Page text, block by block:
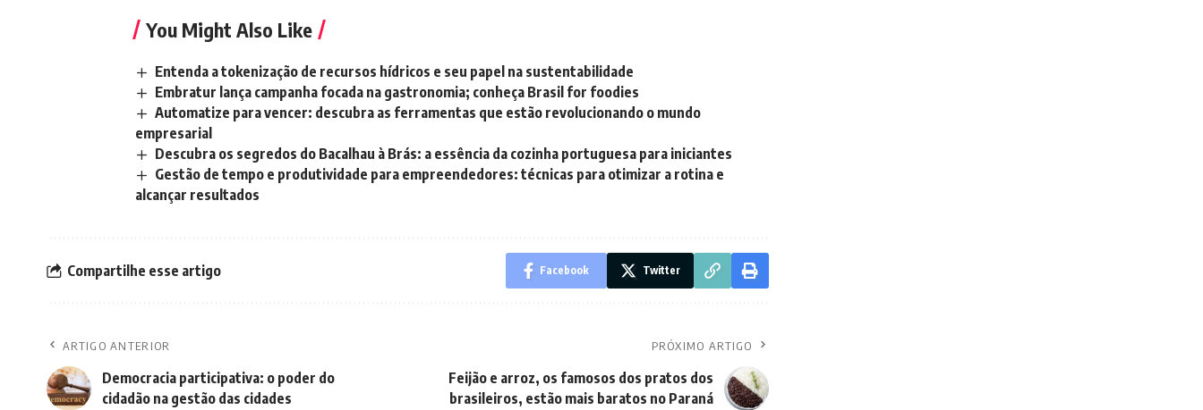
You Might Also Like
Entenda a tokenização de recursos hídricos e seu papel na sustentabilidade
Embratur lança campanha focada na gastronomia; conheça Brasil for foodies
Automatize para vencer: descubra as ferramentas que estão revolucionando o mundo
empresarial
Descubra os segredos do Bacalhau à Brás: a essência da cozinha portuguesa para iniciantes
Gestão de tempo e produtividade para empreendedores: técnicas para otimizar a rotina e
alcançar resultados
Compartilhe esse artigo Facebook Twitter
ARTIGO ANTERIOR
Democracia participativa: o poder do
cidadão na gestão das cidades
PRÓXIMO ARTIGO
Feijão e arroz, os famosos dos pratos dos
brasileiros, estão mais baratos no Paraná